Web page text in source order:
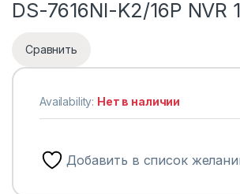
DS-7616NI-K2/16P NVR
Сравнить
Availability: Нет в наличии
Добавить в список